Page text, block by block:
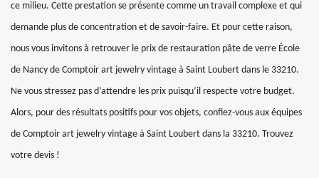
ce milieu. Cette prestation se présente comme un travail complexe et qui
demande plus de concentration et de savoir-faire. Et pour cette raison,
nous vous invitons à retrouver le prix de restauration pâte de verre École
de Nancy de Comptoir art jewelry vintage à Saint Loubert dans le 33210.
Ne vous stressez pas d’attendre les prix puisqu’il respecte votre budget.
Alors, pour des résultats positifs pour vos objets, confiez-vous aux équipes
de Comptoir art jewelry vintage à Saint Loubert dans la 33210. Trouvez
votre devis !